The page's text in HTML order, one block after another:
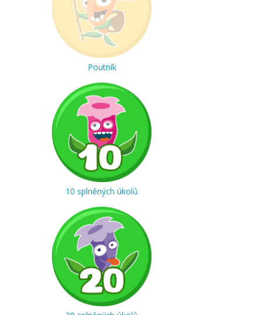
Poutník
10 splněných úkolů